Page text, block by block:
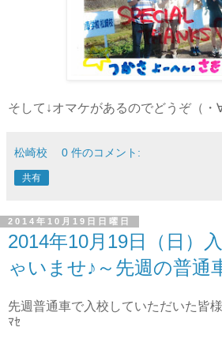
そして↓オマケがあるのでどうぞ（・
松崎校 0 件のコメント:
共有
2014年10月19日日曜日
2014年10月19日（日）
ゃいませ♪～先週の普通
先週普通車で入校していただいた皆
ﾏｾ